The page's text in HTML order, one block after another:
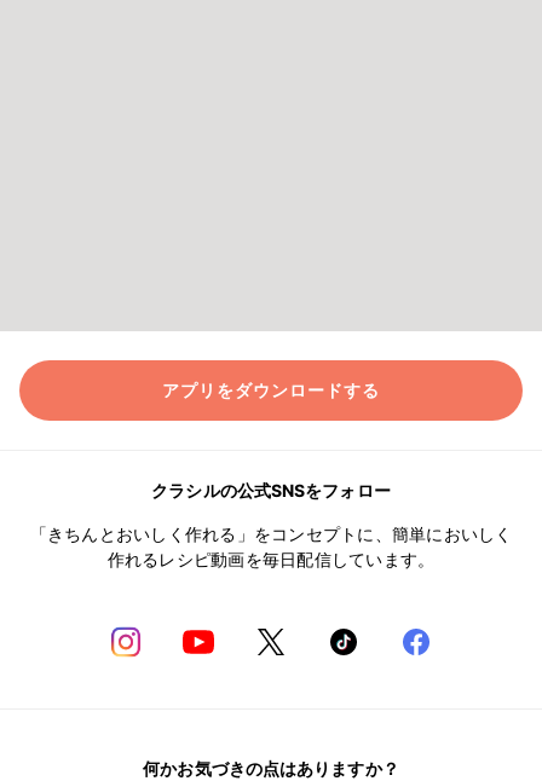
アプリをダウンロードする
クラシルの公式SNSをフォロー
「きちんとおいしく作れる」をコンセプトに、簡単においしく
作れるレシピ動画を毎日配信しています。
何かお気づきの点はありますか？